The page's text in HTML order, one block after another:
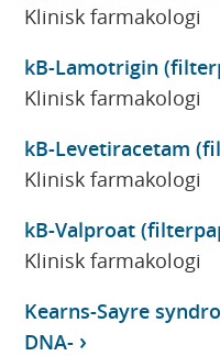
Klinisk farmakologi
kB-Lamotrigin
Klinisk farmakologi
kB-Levetiracetam
Klinisk farmakologi
kB-Valproat
Klinisk farmakologi
Kearns-Sayre
DNA-